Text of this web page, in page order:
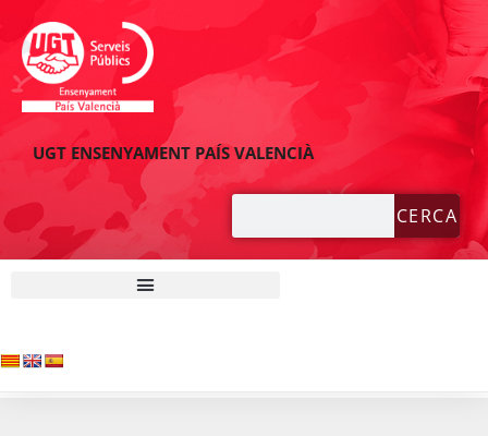
UGT ENSENYAMENT PAÍS VALENCIÀ
CERCA